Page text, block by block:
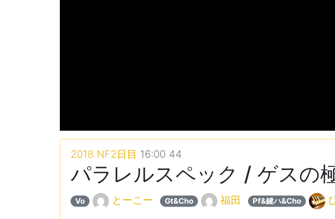
2018 NF2日目 16:00 44
パラレルスペック / ゲスの
Vo とーこー Gt&Cho 福田 Pf&鍵ハ&Cho